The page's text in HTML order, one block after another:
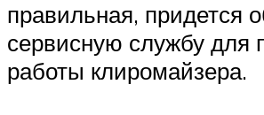
правильная, придется
сервисную службу для
работы клиромайзера.